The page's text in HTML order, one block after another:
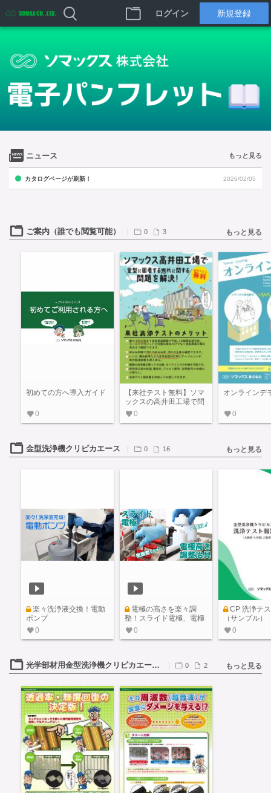
新規登録
ログイン
ニュース もっと見る
カタログページが刷新！ 2026/02/05
ご案内（誰でも閲覧可能） 0 3 もっと見る
初めての方へ導入ガイド
0
【来社テスト無料】ソマ
ックスの高井田工場で問
題を解決！
0
オンラインデ
0
金型洗浄機クリピカエース 0 16 もっと見る
楽々洗浄液交換！電動
ポンプ
0
電極の高さを楽々調
整！スライド電極、電極
高さ調整治具
0
CP 洗浄テ
（サンプル）
0
光学部材用金型洗浄機クリピカエースOPT 0 2 もっと見る